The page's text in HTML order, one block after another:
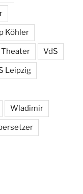
Köhler
Theater VdS
Leipzig
Wladimir